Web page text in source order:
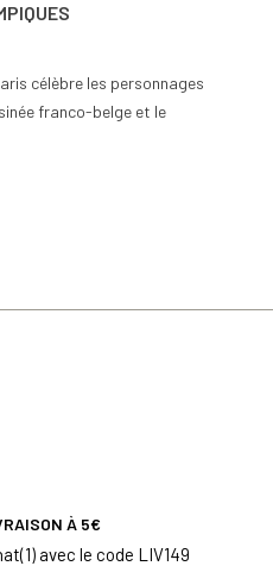
célèbre les personnages
franco-belge et le
À 5€
avec le code LIV149